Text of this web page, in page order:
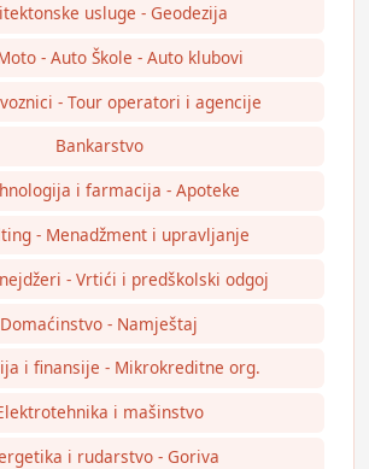
usluge - Geodezija
- Auto Škole - Auto klubovi
- Tour operatori i agencije
Bankarstvo
i farmacija - Apoteke
- Menadžment i upravljanje
- Vrtići i predškolski odgoj
Domaćinstvo - Namještaj
i finansije - Mikrokreditne org.
i mašinstvo
i rudarstvo - Goriva